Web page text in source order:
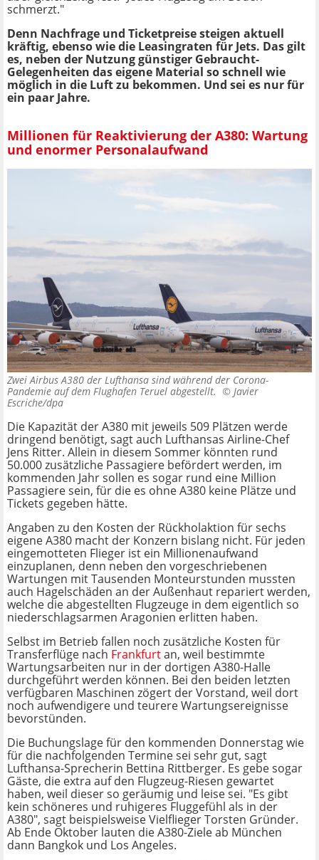
schmerzt."
Denn Nachfrage und Ticketpreise steigen aktuell
kräftig, ebenso wie die Leasingraten für Jets. Das gilt
es, neben der Nutzung günstiger Gebraucht-
Gelegenheiten das eigene Material so schnell wie
möglich in die Luft zu bekommen. Und sei es nur für
ein paar Jahre.
Millionen für Reaktivierung der A380: Wartung
und enormer Personalaufwand
Zwei Airbus A380 der Lufthansa sind während der Corona-
Pandemie auf dem Flughafen Teruel abgestellt. © Javier
Escriche/dpa
Die Kapazität der A380 mit jeweils 509 Plätzen werde
dringend benötigt, sagt auch Lufthansas Airline-Chef
Jens Ritter. Allein in diesem Sommer könnten rund
50.000 zusätzliche Passagiere befördert werden, im
kommenden Jahr sollen es sogar rund eine Million
Passagiere sein, für die es ohne A380 keine Plätze und
Tickets gegeben hätte.
Angaben zu den Kosten der Rückholaktion für sechs
eigene A380 macht der Konzern bislang nicht. Für jeden
eingemotteten Flieger ist ein Millionenaufwand
einzuplanen, denn neben den vorgeschriebenen
Wartungen mit Tausenden Monteurstunden mussten
auch Hagelschäden an der Außenhaut repariert werden,
welche die abgestellten Flugzeuge in dem eigentlich so
niederschlagsarmen Aragonien erlitten haben.
Selbst im Betrieb fallen noch zusätzliche Kosten für
Transferflüge nach Frankfurtan, weil bestimmte
Wartungsarbeiten nur in der dortigen A380-Halle
durchgeführt werden können. Bei den beiden letzten
verfügbaren Maschinen zögert der Vorstand, weil dort
noch aufwendigere und teurere Wartungsereignisse
bevorstünden.
Die Buchungslage für den kommenden Donnerstag wie
für die nachfolgenden Termine sei sehr gut, sagt
Lufthansa-Sprecherin Bettina Rittberger. Es gebe sogar
Gäste, die extra auf den Flugzeug-Riesen gewartet
haben, weil dieser so geräumig und leise sei. "Es gibt
kein schöneres und ruhigeres Fluggefühl als in der
A380", sagt beispielsweise Vielflieger Torsten Gründer.
Ab Ende Oktober lauten die A380-Ziele ab München
dann Bangkok und Los Angeles.